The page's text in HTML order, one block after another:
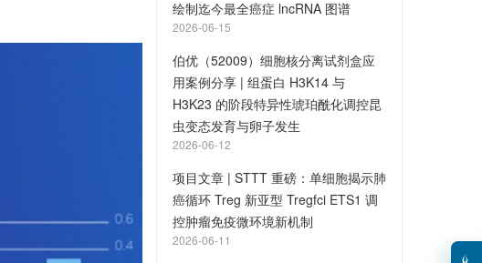
绘制迄今最全癌症 lncRNA 图谱
2026-06-15
伯优（52009）细胞核分离试剂盒应
用案例分享 | 组蛋白 H3K14 与
H3K23 的阶段特异性琥珀酰化调控昆
虫变态发育与卵子发生
2026-06-12
项目文章 | STTT 重磅：单细胞揭示肺
癌循环 Treg 新亚型 Tregfci ETS1 调
控肿瘤免疫微环境新机制
2026-06-11